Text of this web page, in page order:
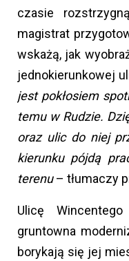
czasie
magistrat
wskażą, jak
jednokierunkowej
jest pokłosiem
temu w Rudzie.
oraz ulic do niej
kierunku pójdą
terenu– tłumaczy
Ulicę
gruntowna
borykają się jej